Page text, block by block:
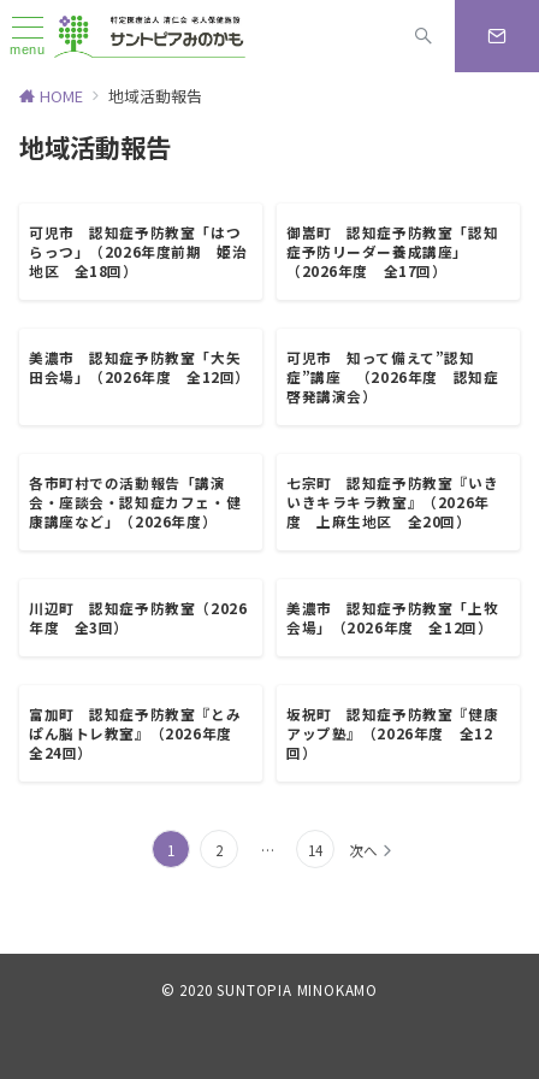
menu
HOME 地域活動報告
地域活動報告
可児市 認知症予防教室「はつ
らっつ」（2026年度前期 姫治
地区 全18回）
御嵩町 認知症予防教室「認知
症予防リーダー養成講座」
（2026年度 全17回）
美濃市 認知症予防教室「大矢
田会場」（2026年度 全12回）
可児市 知って備えて”認知
症”講座 （2026年度 認知症
啓発講演会）
各市町村での活動報告「講演
会・座談会・認知症カフェ・健
康講座など」（2026年度）
七宗町 認知症予防教室『いき
いきキラキラ教室』（2026年
度 上麻生地区 全20回）
川辺町 認知症予防教室（2026
年度 全3回）
美濃市 認知症予防教室「上牧
会場」（2026年度 全12回）
富加町 認知症予防教室『とみ
ぱん脳トレ教室』（2026年度
全24回）
坂祝町 認知症予防教室『健康
アップ塾』（2026年度 全12
回）
1 2 … 14 次へ
©️ 2020 SUNTOPIA MINOKAMO